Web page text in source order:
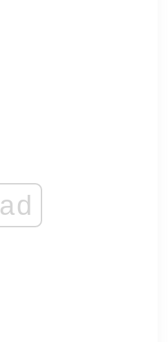
ad